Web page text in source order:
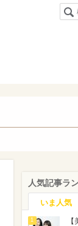
人気記事ラ
いま人気
1